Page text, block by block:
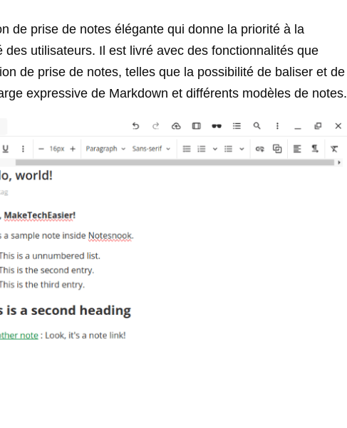
de prise de notes élégante qui donne la priorité à la
des utilisateurs. Il est livré avec des fonctionnalités que
de prise de notes, telles que la possibilité de baliser et de
expressive de Markdown et différents modèles de notes.